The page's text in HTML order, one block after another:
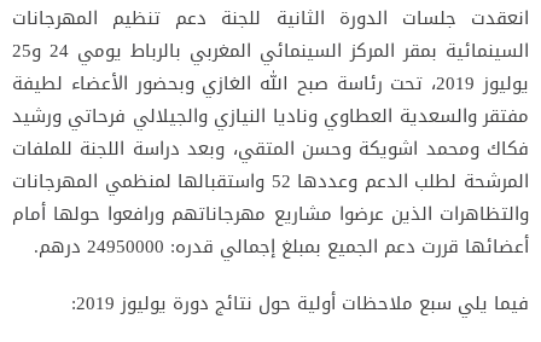
انعقدت جلسات الدورة الثانية للجنة دعم تنظيم المهرجانات
السينمائية بمقر المركز السينمائي المغربي بالرباط يومي 24 و25
يوليوز 2019، تحت رئاسة صبح الله الغازي وبحضور الأعضاء لطيفة
مفتقر والسعدية العطاوي وناديا النيازي والجيلالي فرحاتي ورشيد
فكاك ومحمد اشويكة وحسن المتقي، وبعد دراسة اللجنة للملفات
المرشحة لطلب الدعم وعددها 52 واستقبالها لمنظمي المهرجانات
والتظاهرات الذين عرضوا مشاريع مهرجاناتهم ورافعوا حولها أمام
أعضائها قررت دعم الجميع بمبلغ إجمالي قدره: 24950000 درهم.
فيما يلي سبع ملاحظات أولية حول نتائج دورة يوليوز 2019: